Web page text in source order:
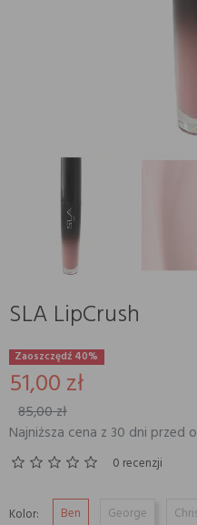
SLA LipCrush
Zaoszczędź 40%
51,00 zł
85,00 zł
Najniższa cena z 30 dni przed
0 recenzji
Kolor: Ben George